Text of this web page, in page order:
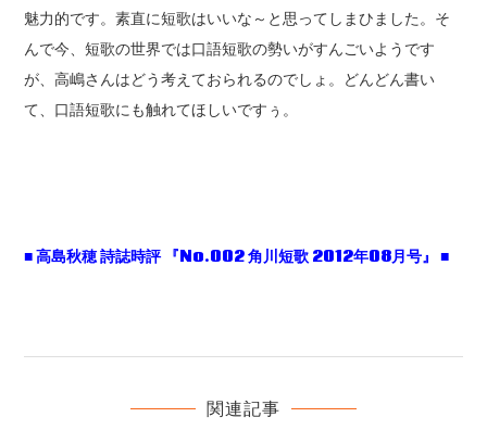
魅力的です。素直に短歌はいいな～と思ってしまひました。そ
んで今、短歌の世界では口語短歌の勢いがすんごいようです
が、高嶋さんはどう考えておられるのでしょ。どんどん書い
て、口語短歌にも触れてほしいですぅ。
■ 高島秋穂 詩誌時評 『No.002 角川短歌 2012年08月号』 ■
関連記事